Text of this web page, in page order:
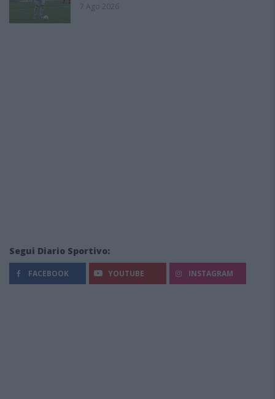
7 Ago 2026
Segui Diario Sportivo:
FACEBOOK YOUTUBE INSTAGRAM